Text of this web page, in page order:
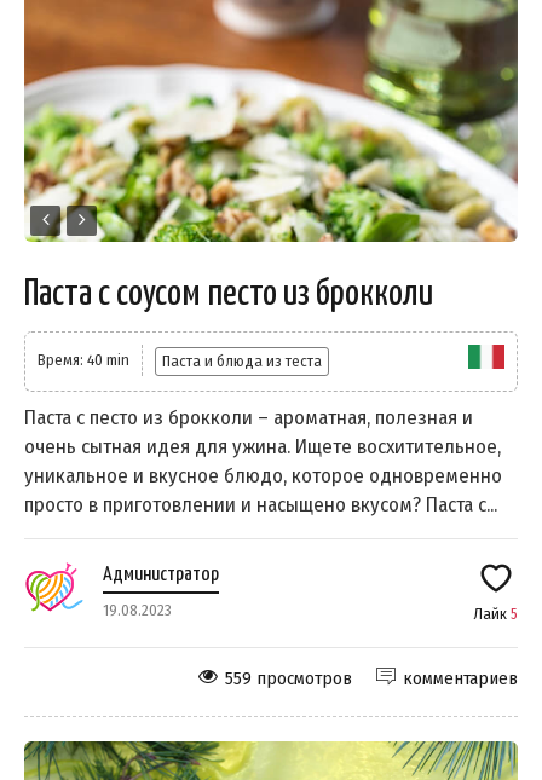
Паста с соусом песто из брокколи
Время: 40 min Паста и блюда из теста
Паста с песто из брокколи – ароматная, полезная и
очень сытная идея для ужина. Ищете восхитительное,
уникальное и вкусное блюдо, которое одновременно
просто в приготовлении и насыщено вкусом? Паста с...
Администратор
19.08.2023 Лайк 5
комментариев
559 просмотров